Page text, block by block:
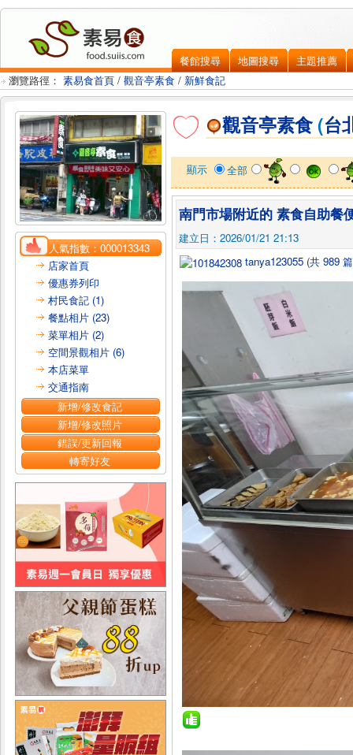
餐館搜尋 地圖搜尋
主題推薦
瀏覽路徑： 素易食首頁 / 觀音亭素食 / 新鮮食記
人氣指數：000013343
店家首頁
優惠券列印
村民食記 (1)
餐點相片 (23)
菜單相片 (2)
空間景觀相片 (6)
本店菜單
交通指南
新增/修改食記
新增/修改照片
錯誤/更新回報
轉寄好友
觀音亭素食 (台
顯示 全部
南門市場附近的 素食自助餐
建立日：2026/01/21 21:13
tanya123055 (共 989